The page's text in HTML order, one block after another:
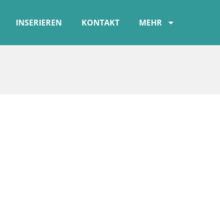
INSERIEREN KONTAKT MEHR